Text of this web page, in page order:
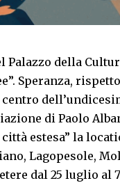
Palazzo della
Speranza,
di Paolo
estesa” la
Lagopesole,
dal 25 luglio al